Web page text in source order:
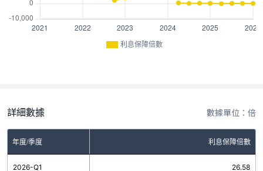
利息保障倍數
詳細數據 數據單位：倍
年度/季度 利息保障倍數
2026-Q1 26.58